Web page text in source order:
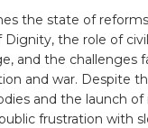
the state of
the role of
and the challenges
and war. Despite
and the launch
frustration with